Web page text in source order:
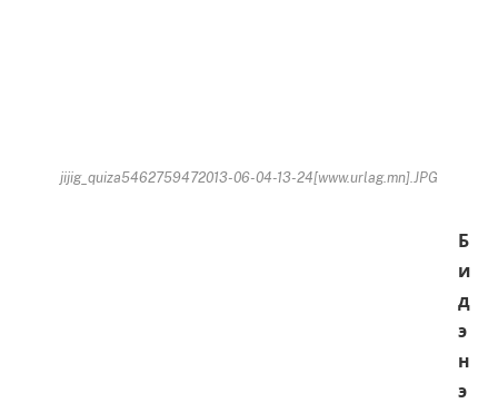
jijig_quiza5462759472013-06-04-13-24[www.urlag.mn].JPG
Б
и
д
э
н
э